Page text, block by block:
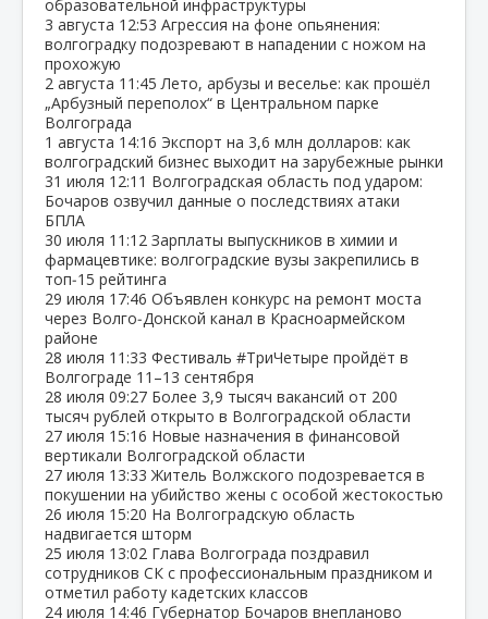
образовательной инфраструктуры
3 августа 12:53 Агрессия на фоне опьянения:
волгоградку подозревают в нападении с ножом на
прохожую
2 августа 11:45 Лето, арбузы и веселье: как прошёл
„Арбузный переполох“ в Центральном парке
Волгограда
1 августа 14:16 Экспорт на 3,6 млн долларов: как
волгоградский бизнес выходит на зарубежные рынки
31 июля 12:11 Волгоградская область под ударом:
Бочаров озвучил данные о последствиях атаки
БПЛА
30 июля 11:12 Зарплаты выпускников в химии и
фармацевтике: волгоградские вузы закрепились в
топ‑15 рейтинга
29 июля 17:46 Объявлен конкурс на ремонт моста
через Волго‑Донской канал в Красноармейском
районе
28 июля 11:33 Фестиваль #ТриЧетыре пройдёт в
Волгограде 11–13 сентября
28 июля 09:27 Более 3,9 тысяч вакансий от 200
тысяч рублей открыто в Волгоградской области
27 июля 15:16 Новые назначения в финансовой
вертикали Волгоградской области
27 июля 13:33 Житель Волжского подозревается в
покушении на убийство жены с особой жестокостью
26 июля 15:20 На Волгоградскую область
надвигается шторм
25 июля 13:02 Глава Волгограда поздравил
сотрудников СК с профессиональным праздником и
отметил работу кадетских классов
24 июля 14:46 Губернатор Бочаров внепланово